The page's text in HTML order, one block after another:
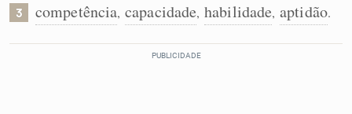
Caça-palavras
3 competência, capacidade, habilidade, aptidão.